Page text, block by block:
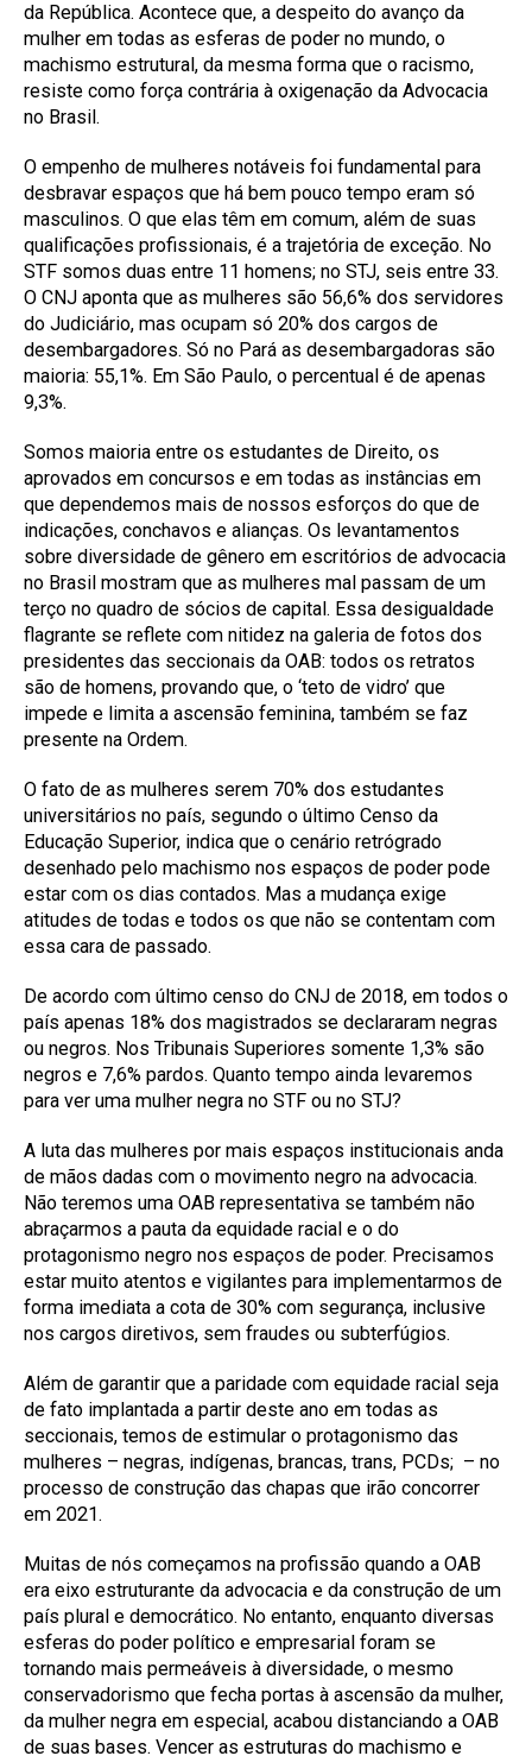
da República. Acontece que, a despeito do avanço da
mulher em todas as esferas de poder no mundo, o
machismo estrutural, da mesma forma que o racismo,
resiste como força contrária à oxigenação da Advocacia
no Brasil.
O empenho de mulheres notáveis foi fundamental para
desbravar espaços que há bem pouco tempo eram só
masculinos. O que elas têm em comum, além de suas
qualificações profissionais, é a trajetória de exceção. No
STF somos duas entre 11 homens; no STJ, seis entre 33.
O CNJ aponta que as mulheres são 56,6% dos servidores
do Judiciário, mas ocupam só 20% dos cargos de
desembargadores. Só no Pará as desembargadoras são
maioria: 55,1%. Em São Paulo, o percentual é de apenas
9,3%.
Somos maioria entre os estudantes de Direito, os
aprovados em concursos e em todas as instâncias em
que dependemos mais de nossos esforços do que de
indicações, conchavos e alianças. Os levantamentos
sobre diversidade de gênero em escritórios de advocacia
no Brasil mostram que as mulheres mal passam de um
terço no quadro de sócios de capital. Essa desigualdade
flagrante se reflete com nitidez na galeria de fotos dos
presidentes das seccionais da OAB: todos os retratos
são de homens, provando que, o ‘teto de vidro’ que
impede e limita a ascensão feminina, também se faz
presente na Ordem.
O fato de as mulheres serem 70% dos estudantes
universitários no país, segundo o último Censo da
Educação Superior, indica que o cenário retrógrado
desenhado pelo machismo nos espaços de poder pode
estar com os dias contados. Mas a mudança exige
atitudes de todas e todos os que não se contentam com
essa cara de passado.
De acordo com último censo do CNJ de 2018, em todos o
país apenas 18% dos magistrados se declararam negras
ou negros. Nos Tribunais Superiores somente 1,3% são
negros e 7,6% pardos. Quanto tempo ainda levaremos
para ver uma mulher negra no STF ou no STJ?
A luta das mulheres por mais espaços institucionais anda
de mãos dadas com o movimento negro na advocacia.
Não teremos uma OAB representativa se também não
abraçarmos a pauta da equidade racial e o do
protagonismo negro nos espaços de poder. Precisamos
estar muito atentos e vigilantes para implementarmos de
forma imediata a cota de 30% com segurança, inclusive
nos cargos diretivos, sem fraudes ou subterfúgios.
Além de garantir que a paridade com equidade racial seja
de fato implantada a partir deste ano em todas as
seccionais, temos de estimular o protagonismo das
mulheres – negras, indígenas, brancas, trans, PCDs; – no
processo de construção das chapas que irão concorrer
em 2021.
Muitas de nós começamos na profissão quando a OAB
era eixo estruturante da advocacia e da construção de um
país plural e democrático. No entanto, enquanto diversas
esferas do poder político e empresarial foram se
tornando mais permeáveis à diversidade, o mesmo
conservadorismo que fecha portas à ascensão da mulher,
da mulher negra em especial, acabou distanciando a OAB
de suas bases. Vencer as estruturas do machismo e